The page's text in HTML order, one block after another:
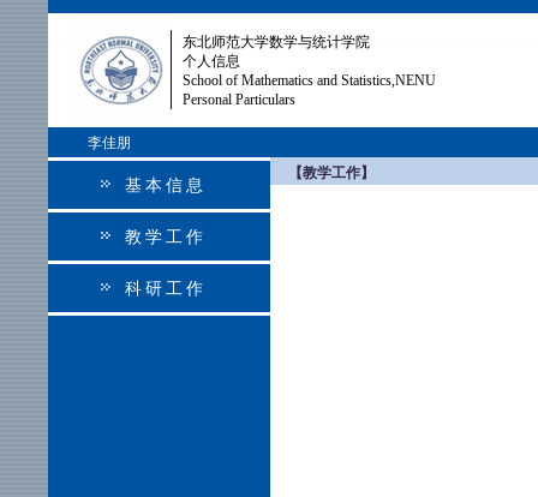
东北师范大学数学与统计学院
个人信息
School of Mathematics and Statistics,NENU
Personal Particulars
李佳朋
基本信息
教学工作
科研工作
【教学工作】